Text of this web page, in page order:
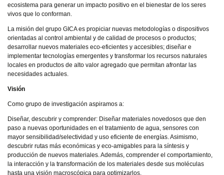
ecosistema para generar un impacto positivo en el bienestar de los seres
vivos que lo conforman.
La misión del grupo GICA es propiciar nuevas metodologías o dispositivos
orientadas al control ambiental y de calidad de procesos o productos;
desarrollar nuevos materiales eco-eficientes y accesibles; diseñar e
implementar tecnologías emergentes y transformar los recursos naturales
locales en productos de alto valor agregado que permitan afrontar las
necesidades actuales.
Visión
Como grupo de investigación aspiramos a:
Diseñar, descubrir y comprender: Diseñar materiales novedosos que den
paso a nuevas oportunidades en el tratamiento de agua, sensores con
mayor sensibilidad/selectividad y uso eficiente de energías. Asimismo,
descubrir rutas más económicas y eco-amigables para la síntesis y
producción de nuevos materiales. Además, comprender el comportamiento,
la interacción y la transformación de los materiales desde sus moléculas
hasta una visión macroscópica para optimizarlos.